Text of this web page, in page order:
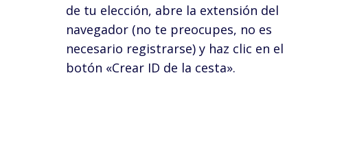
de tu elección, abre la extensión del
navegador (no te preocupes, no es
necesario registrarse) y haz clic en el
botón «Crear ID de la cesta».